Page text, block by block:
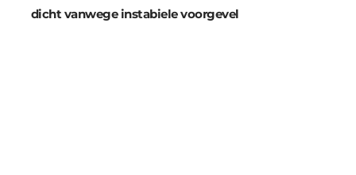
dicht vanwege instabiele voorgevel